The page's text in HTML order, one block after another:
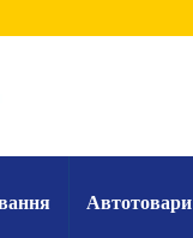
Автотовари